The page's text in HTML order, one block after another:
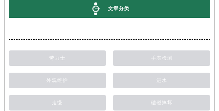
文章分类
劳力士 手表检测
外观维护 进水
走慢 磕碰摔坏